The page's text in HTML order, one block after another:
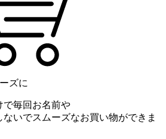
ズに
で毎回お名前や
ないでスムーズなお買い物ができま